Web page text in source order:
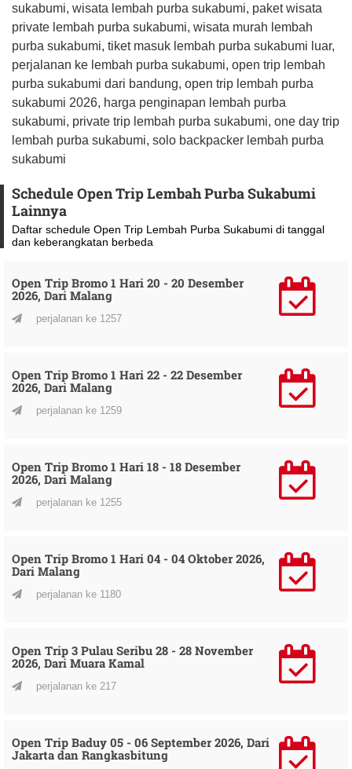
sukabumi, wisata lembah purba sukabumi, paket wisata
private lembah purba sukabumi, wisata murah lembah
purba sukabumi, tiket masuk lembah purba sukabumi luar,
perjalanan ke lembah purba sukabumi, open trip lembah
purba sukabumi dari bandung, open trip lembah purba
sukabumi 2026, harga penginapan lembah purba
sukabumi, private trip lembah purba sukabumi, one day trip
lembah purba sukabumi, solo backpacker lembah purba
sukabumi
Schedule Open Trip Lembah Purba Sukabumi
Lainnya
Daftar schedule Open Trip Lembah Purba Sukabumi di tanggal
dan keberangkatan berbeda
Open Trip Bromo 1 Hari 20 - 20 Desember
2026, Dari Malang
perjalanan ke 1257
Open Trip Bromo 1 Hari 22 - 22 Desember
2026, Dari Malang
perjalanan ke 1259
Open Trip Bromo 1 Hari 18 - 18 Desember
2026, Dari Malang
perjalanan ke 1255
Open Trip Bromo 1 Hari 04 - 04 Oktober 2026,
Dari Malang
perjalanan ke 1180
Open Trip 3 Pulau Seribu 28 - 28 November
2026, Dari Muara Kamal
perjalanan ke 217
Open Trip Baduy 05 - 06 September 2026, Dari
Jakarta dan Rangkasbitung